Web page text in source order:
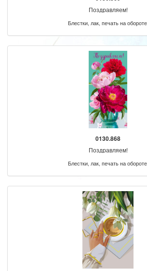
Поздравляем!
Блестки, лак, печать на
0130.868
Поздравляем!
Блестки, лак, печать на